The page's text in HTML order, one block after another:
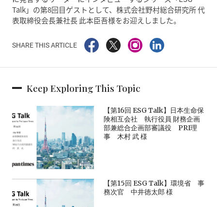
Talk」の第8回目ゲストとして、株式会社野村総合研究所 代
表取締役会長兼社長 此本臣吾様をお迎えしました。
SHARE THIS ARTICLE
Keep Exploring This Topic
【第16回 ESG Talk】日本生命保
険相互会社 執行役員 財務企画
部兼総合企画部審議役 PRI理
事 木村 武 様
【第15回 ESG Talk】環境省 事
務次官 中井徳太郎 様